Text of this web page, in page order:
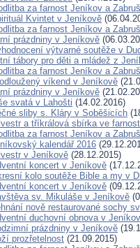
za farnost Jeníkov a
Kvintet v Jeníkově
za farnost Jeníkov a
prázdniny v Jeníkově
výtvarné soutěže v
tábory pro děti a mládež z
za farnost Jeníkov a
víkend v Jeníkově
prázdniny v Jeníkově
svatá v Lahošti (14.02.2016)
sliby s. Kláry v Soběšicích
a tříkrálová sbírka ve
za farnost Jeníkov a
kalendář 2016
v Jeníkově (28.12.2015)
koncert v Jeníkově
kolo soutěže Bible a my v
koncert v Jeníkově
sv. Mikuláše v Jeníkově
nově restaurované sochy
duchovní obnova v
prázdniny v Jeníkově
prozřetelnost (21.09.2015)